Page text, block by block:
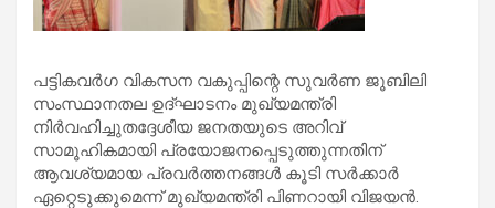
പട്ടികവർഗ വികസന വകുപ്പിന്റെ സുവർണ ജൂബിലി
സംസ്ഥാനതല ഉദ്ഘാടനം മുഖ്യമന്ത്രി
നിർവഹിച്ചുതദ്ദേശീയ ജനതയുടെ അറിവ്
സാമൂഹികമായി പ്രയോജനപ്പെടുത്തുന്നതിന്
ആവശ്യമായ പ്രവർത്തനങ്ങൾ കൂടി സർക്കാർ
ഏറ്റെടുക്കുമെന്ന് മുഖ്യമന്ത്രി പിണറായി വിജയൻ.